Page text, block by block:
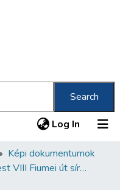
Search
Log In (current)
Képi dokumentumok
Budapest VIII Fiumei út sírkert 2. rész